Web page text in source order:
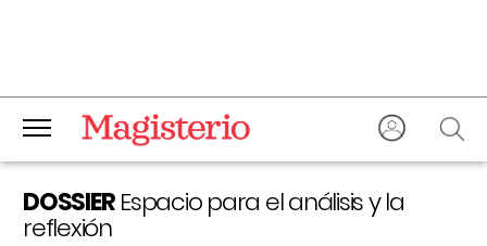
DOSSIEREspacio para el análisis y la
reflexión